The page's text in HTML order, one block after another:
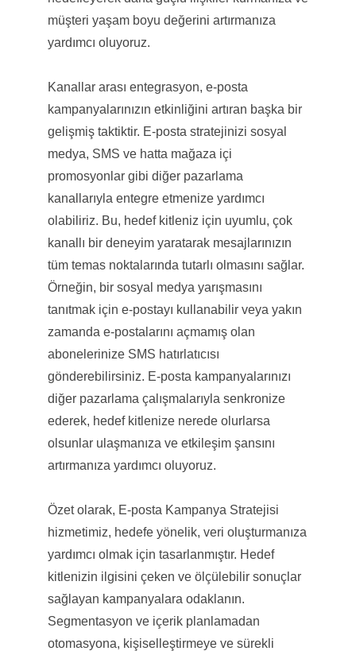
müşteri yaşam boyu değerini artırmanıza
yardımcı oluyoruz.
Kanallar arası entegrasyon, e-posta
kampanyalarınızın etkinliğini artıran başka bir
gelişmiş taktiktir. E-posta stratejinizi sosyal
medya, SMS ve hatta mağaza içi
promosyonlar gibi diğer pazarlama
kanallarıyla entegre etmenize yardımcı
olabiliriz. Bu, hedef kitleniz için uyumlu, çok
kanallı bir deneyim yaratarak mesajlarınızın
tüm temas noktalarında tutarlı olmasını sağlar.
Örneğin, bir sosyal medya yarışmasını
tanıtmak için e-postayı kullanabilir veya yakın
zamanda e-postalarını açmamış olan
abonelerinize SMS hatırlatıcısı
gönderebilirsiniz. E-posta kampanyalarınızı
diğer pazarlama çalışmalarıyla senkronize
ederek, hedef kitlenize nerede olurlarsa
olsunlar ulaşmanıza ve etkileşim şansını
artırmanıza yardımcı oluyoruz.
Özet olarak, E-posta Kampanya Stratejisi
hizmetimiz, hedefe yönelik, veri oluşturmanıza
yardımcı olmak için tasarlanmıştır. Hedef
kitlenizin ilgisini çeken ve ölçülebilir sonuçlar
sağlayan kampanyalara odaklanın.
Segmentasyon ve içerik planlamadan
otomasyona, kişiselleştirmeye ve sürekli